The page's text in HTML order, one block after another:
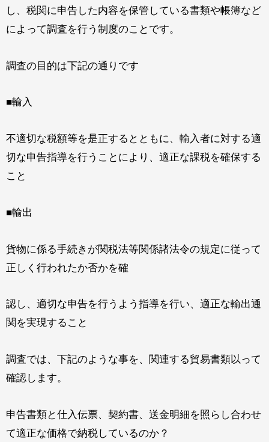
し、税関に申告した内容を保管している書類や帳簿など
によって調査を行う制度のことです。
調査の目的は下記の通りです
■輸入
不適切な税額等を是正するとともに、輸入者に対する適
切な申告指導を行うことにより、適正な課税を確保する
こと
■輸出
貨物に係る手続きが関税法等関係諸法令の規定に従って
正しく行われたか否かを確
認し、適切な申告を行うよう指導を行い、適正な輸出通
関を実現すること
調査では、下記のような事を、関連する貿易書類以って
確認します。
申告書類と仕入伝票、契約書、送金明細を照らし合わせ
て適正な価格で納税しているのか？